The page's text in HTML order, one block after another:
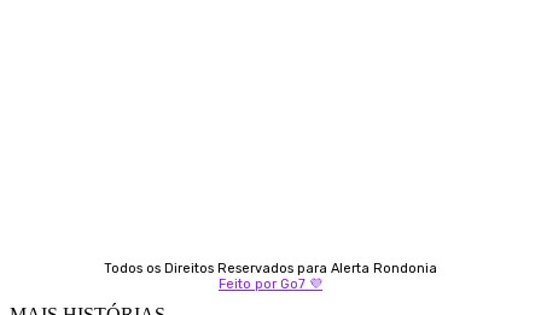
Todos os Direitos Reservados para Alerta Rondonia
Feito por Go7 💜